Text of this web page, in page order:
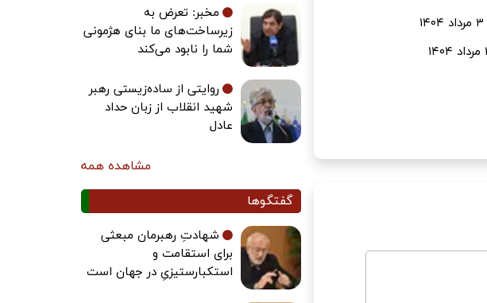
مخبر: تعرض به
زیرساخت‌های ما بنای هژمونی
شما را نابود می‌کند
روایتی از ساده‌زیستی رهبر
شهید انقلاب از زبان حداد
عادل
مشاهده همه
گفتگوها
شهادتِ رهبرمان مبعثی
برای استقامت و
استکبارستیزیِ در جهان است